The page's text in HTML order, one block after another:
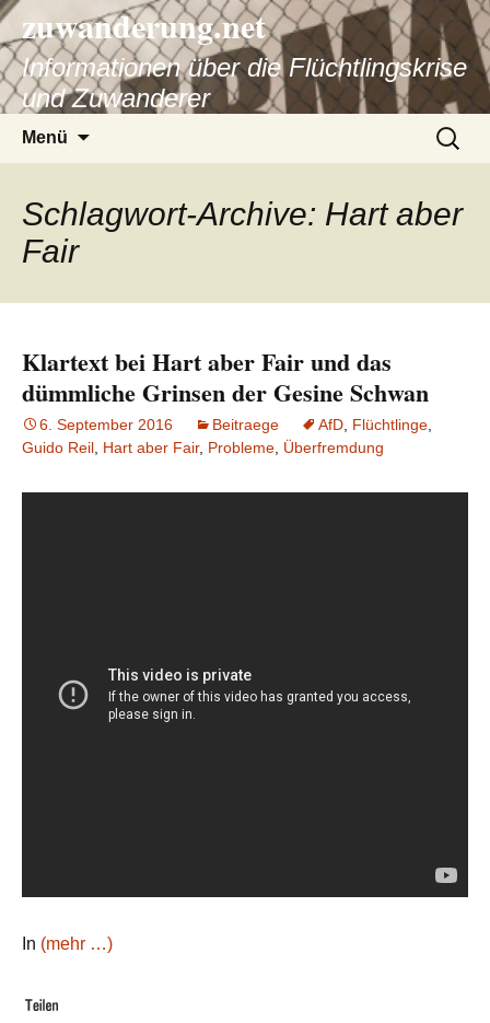
zuwanderung.net
Informationen über die Flüchtlingskrise
und Zuwanderer
Menü
Suche
nach:
Schlagwort-Archive: Hart aber
Fair
Klartext bei Hart aber Fair und das
dümmliche Grinsen der Gesine Schwan
6. September 2016 Beitraege AfD Flüchtlinge
Guido Reil Hart aber Fair, Probleme Überfremdung
In (mehr …)